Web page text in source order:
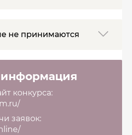
не принимаются
информация
конкурса:
заявок: